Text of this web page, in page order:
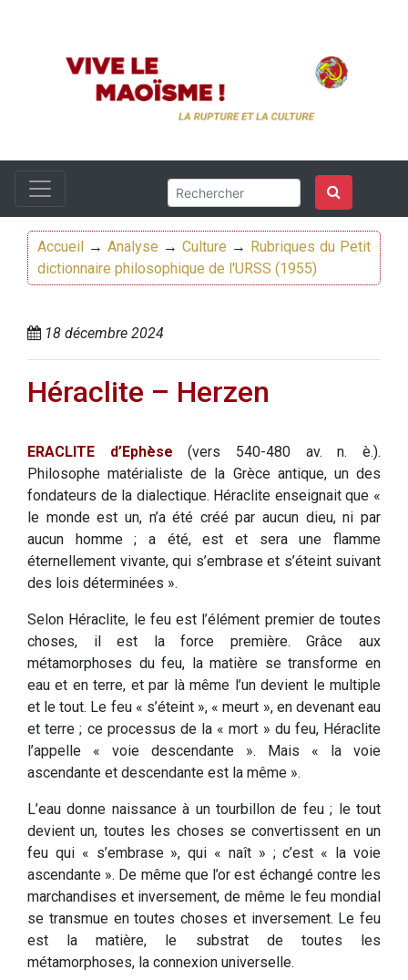
Accueil → Analyse → Culture → Rubriques du Petit
dictionnaire philosophique de l'URSS (1955)
18 décembre 2024
Héraclite – Herzen
ERACLITE d’Ephèse (vers 540-480 av. n. è.).
Philosophe matérialiste de la Grèce antique, un des
fondateurs de la dialectique. Héraclite enseignait que «
le monde est un, n’a été créé par aucun dieu, ni par
aucun homme ; a été, est et sera une flamme
éternellement vivante, qui s’embrase et s’éteint suivant
des lois déterminées ».
Selon Héraclite, le feu est l’élément premier de toutes
choses, il est la force première. Grâce aux
métamorphoses du feu, la matière se transforme en
eau et en terre, et par là même l’un devient le multiple
et le tout. Le feu « s’éteint », « meurt », en devenant eau
et terre ; ce processus de la « mort » du feu, Héraclite
l’appelle « voie descendante ». Mais « la voie
ascendante et descendante est la même ».
L’eau donne naissance à un tourbillon de feu ; le tout
devient un, toutes les choses se convertissent en un
feu qui « s’embrase », qui « naît » ; c’est « la voie
ascendante ». De même que l’or est échangé contre les
marchandises et inversement, de même le feu mondial
se transmue en toutes choses et inversement. Le feu
est la matière, le substrat de toutes les
métamorphoses, la connexion universelle.